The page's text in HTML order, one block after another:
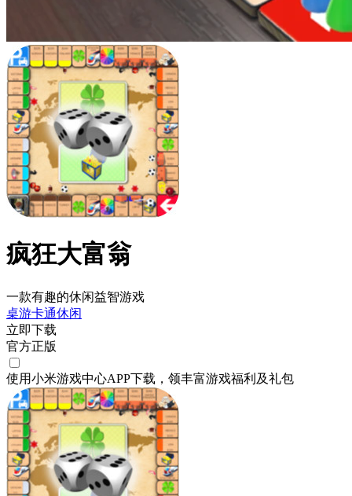
疯狂大富翁
一款有趣的休闲益智游戏
桌游卡通休闲
立即下载
官方正版
使用小米游戏中心APP下载 ，领丰富游戏福利 及礼包